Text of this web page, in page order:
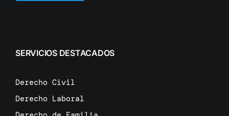
SERVICIOS DESTACADOS
Derecho Civil
Derecho Laboral